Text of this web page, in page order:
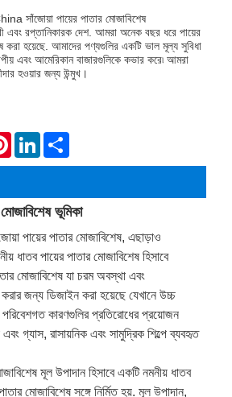
সাঁজোয়া পায়ের পাতার মোজাবিশেষ
এবং রপ্তানিকারক দেশ. আমরা অনেক বছর ধরে পায়ের
করা হয়েছে. আমাদের পণ্যগুলির একটি ভাল মূল্য সুবিধা
এবং আমেরিকান বাজারগুলিকে কভার করে৷ আমরা
হওয়ার জন্য উন্মুখ।
PinterestLinkedIn
ভূমিকা
পায়ের পাতার মোজাবিশেষ, এছাড়াও
ধাতব পায়ের পাতার মোজাবিশেষ হিসাবে
মোজাবিশেষ যা চরম অবস্থা এবং
জন্য ডিজাইন করা হয়েছে যেখানে উচ্চ
পরিবেশগত কারণগুলির প্রতিরোধের প্রয়োজন
গ্যাস, রাসায়নিক এবং সামুদ্রিক শিল্পে ব্যবহৃত
মূল উপাদান হিসাবে একটি নমনীয় ধাতব
মোজাবিশেষ সঙ্গে নির্মিত হয়. মূল উপাদান,